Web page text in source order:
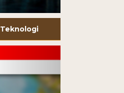
Teknologi